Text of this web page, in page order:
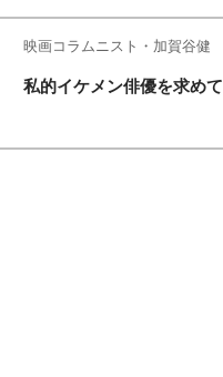
映画コラムニスト・加賀谷健
私的イケメン俳優を求めて